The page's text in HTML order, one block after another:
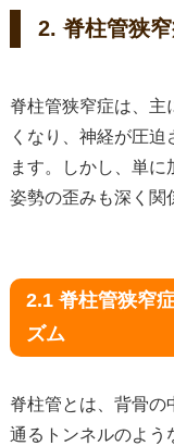
2. 脊柱管狭
脊柱管狭窄症は、主
くなり、神経が圧
ます。しかし、単
姿勢の歪みも深く関
2.1 脊柱管狭窄
ズム
脊柱管とは、背骨の
通るトンネルのよう